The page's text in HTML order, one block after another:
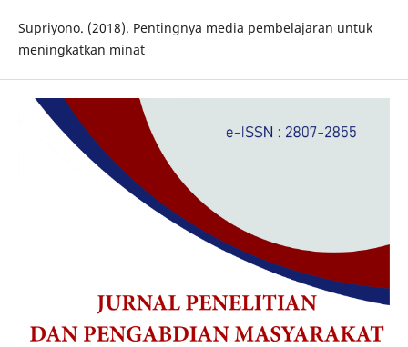
Supriyono. (2018). Pentingnya media pembelajaran untuk
meningkatkan minat